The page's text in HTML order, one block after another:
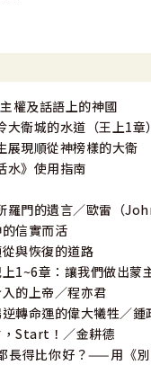
權及話語上的神國
衛城的水道（王上1章）
現順從神榜樣的大衛
》使用指南
門的遺言／歐雷（
信實而活
與恢復的道路
1~6章：讓我們做出蒙
的上帝／程亦君
轉命運的偉大犧牲／鍾
Start！／金耕德
長得比你好？——用《